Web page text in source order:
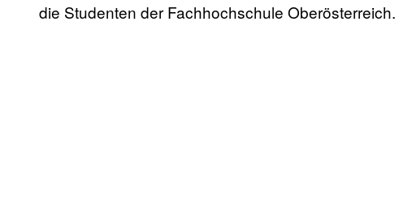
die Studenten der Fachhochschule Oberösterreich.